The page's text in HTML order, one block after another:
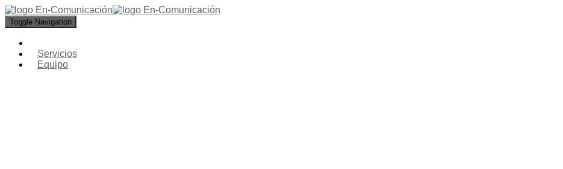
Toggle Navigation
Servicios
Equipo